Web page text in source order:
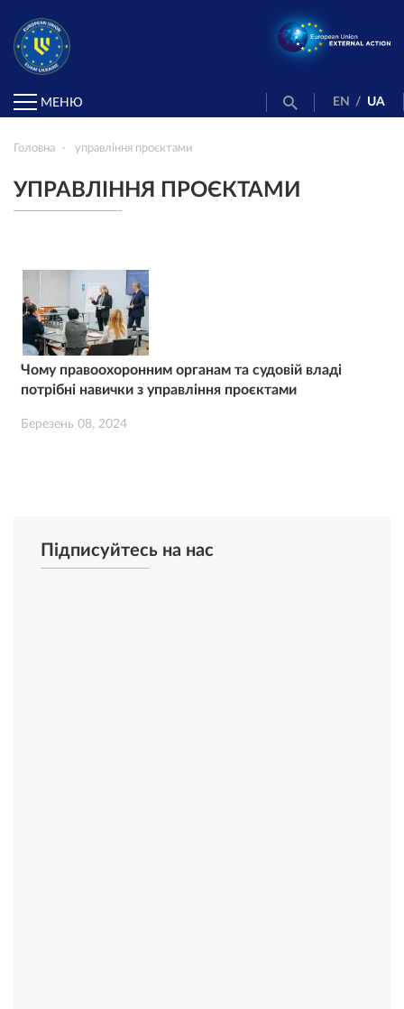
МЕНЮ EN / UA
Головна управління проєктами
УПРАВЛІННЯ ПРОЄКТАМИ
Чому правоохоронним органам та судовій владі
потрібні навички з управління проєктами
Березень 08, 2024
Підписуйтесь на нас